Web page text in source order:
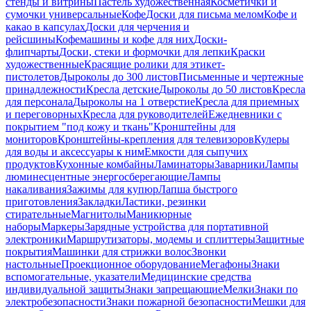
сумочки универсальныеКофеДоски для письма меломКофе и
какао в капсулахДоски для черчения и
рейсшиныКофемашины и кофе для нихДоски-
флипчартыДоски, стеки и формочки для лепкиКраски
художественныеКрасящие ролики для этикет-
пистолетовДыроколы до 300 листовПисьменные и чертежные
принадлежностиКресла детскиеДыроколы до 50 листовКресла
для персоналаДыроколы на 1 отверстиеКресла для приемных
и переговорныхКресла для руководителейЕжедневники с
покрытием "под кожу и ткань"Кронштейны для
мониторовКронштейны-крепления для телевизоровКулеры
для воды и аксессуары к нимЕмкости для сыпучих
продуктовКухонные комбайныЛаминаторыЗаварникиЛампы
люминесцентные энергосберегающиеЛампы
накаливанияЗажимы для купюрЛапша быстрого
приготовленияЗакладкиЛастики, резинки
стирательныеМагнитолыМаникюрные
наборыМаркерыЗарядные устройства для портативной
электроникиМаршрутизаторы, модемы и сплиттерыЗащитные
покрытияМашинки для стрижки волосЗвонки
настольныеПроекционное оборудованиеМегафоныЗнаки
вспомогательные, указателиМедицинские средства
индивидуальной защитыЗнаки запрещающиеМелкиЗнаки по
электробезопасностиЗнаки пожарной безопасностиМешки для